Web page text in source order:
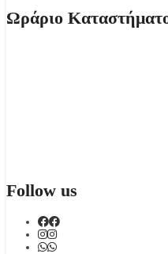
Ωράριο
Follow us